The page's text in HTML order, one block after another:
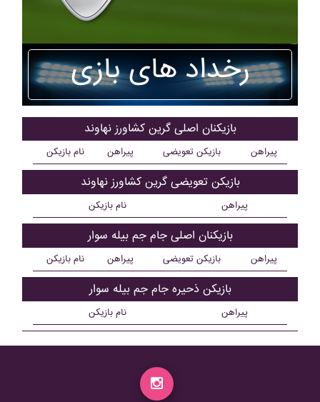
رخداد های بازی
بازیکنان اصلی گرين کشاورز نهاوند
نام بازیکن پیراهن بازیکن تعویضی پیراهن
بازیکن تعویضی گرين کشاورز نهاوند
نام بازیکن پیراهن
بازیکنان اصلی جام جم بيله سوار
نام بازیکن پیراهن بازیکن تعویضی پیراهن
بازیکن ذحیره جام جم بيله سوار
نام بازیکن پیراهن